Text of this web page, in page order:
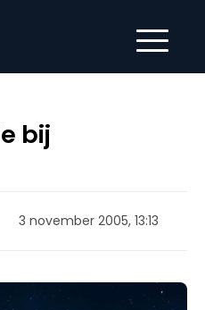
bij
3 november 2005, 13:13